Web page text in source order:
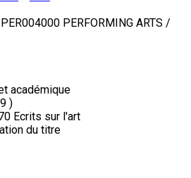
PERFORMING ARTS /
académique
)
Ecrits sur l'art
du titre